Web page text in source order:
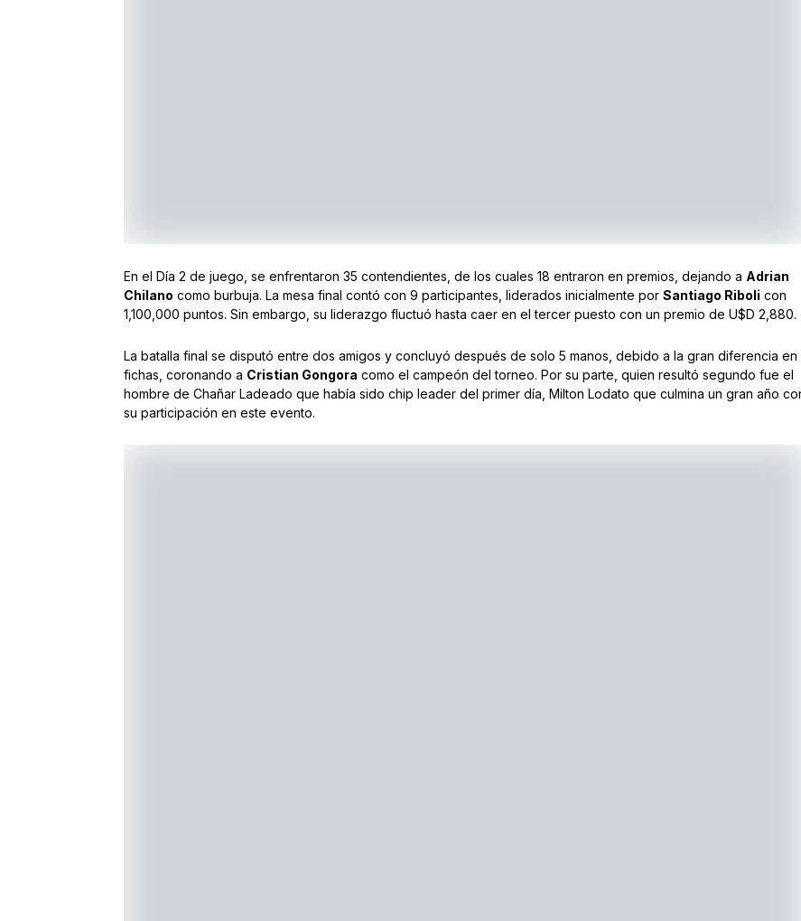
En el Día 2 de juego, se enfrentaron 35 contendientes, de los cuales 18 entraron en premios, dejando a Adrian
Chilano como burbuja. La mesa final contó con 9 participantes, liderados inicialmente por Santiago Riboli con
1,100,000 puntos. Sin embargo, su liderazgo fluctuó hasta caer en el tercer puesto con un premio de U$D 2,880.
La batalla final se disputó entre dos amigos y concluyó después de solo 5 manos, debido a la gran diferencia en
fichas, coronando a Cristian Gongora como el campeón del torneo. Por su parte, quien resultó segundo fue el
hombre de Chañar Ladeado que había sido chip leader del primer día, Milton Lodato que culmina un gran año
su participación en este evento.